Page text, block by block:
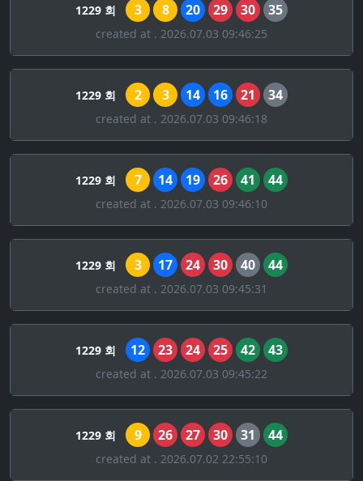
1229 회 3 8 20 29 30 35
created at . 2026.07.03 09:46:25
1229 회 2 3 14 16 21 34
created at . 2026.07.03 09:46:18
1229 회 7 14 19 26 41 44
created at . 2026.07.03 09:46:10
1229 회 3 17 24 30 40 44
created at . 2026.07.03 09:45:31
1229 회 12 23 24 25 42 43
created at . 2026.07.03 09:45:22
1229 회 9 26 27 30 31 44
created at . 2026.07.02 22:55:10